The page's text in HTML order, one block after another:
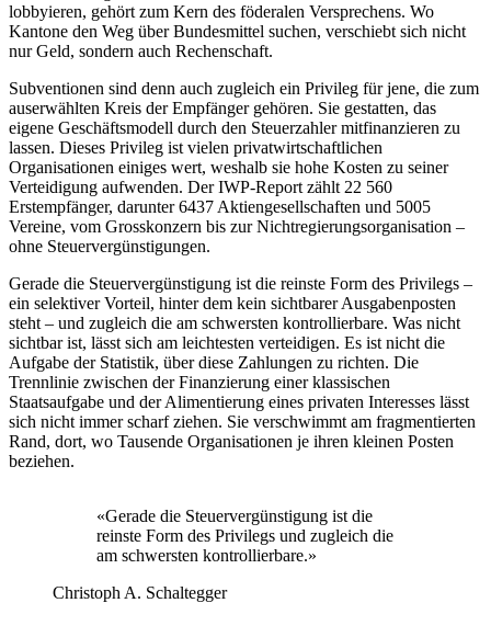
lobbyieren, gehört zum Kern des föderalen Versprechens. Wo
Kantone den Weg über Bundesmittel suchen, verschiebt sich nicht
nur Geld, sondern auch Rechenschaft.
Subventionen sind denn auch zugleich ein Privileg für jene, die zum
auserwählten Kreis der Empfänger gehören. Sie gestatten, das
eigene Geschäftsmodell durch den Steuerzahler mitfinanzieren zu
lassen. Dieses Privileg ist vielen privatwirtschaftlichen
Organisationen einiges wert, weshalb sie hohe Kosten zu seiner
Verteidigung aufwenden. Der IWP-Report zählt 22 560
Erstempfänger, darunter 6437 Aktiengesellschaften und 5005
Vereine, vom Grosskonzern bis zur Nichtregierungsorganisation –
ohne Steuervergünstigungen.
Gerade die Steuervergünstigung ist die reinste Form des Privilegs –
ein selektiver Vorteil, hinter dem kein sichtbarer Ausgabenposten
steht – und zugleich die am schwersten kontrollierbare. Was nicht
sichtbar ist, lässt sich am leichtesten verteidigen. Es ist nicht die
Aufgabe der Statistik, über diese Zahlungen zu richten. Die
Trennlinie zwischen der Finanzierung einer klassischen
Staatsaufgabe und der Alimentierung eines privaten Interesses lässt
sich nicht immer scharf ziehen. Sie verschwimmt am fragmentierten
Rand, dort, wo Tausende Organisationen je ihren kleinen Posten
beziehen.
«Gerade die Steuervergünstigung ist die
reinste Form des Privilegs und zugleich die
am schwersten kontrollierbare.»
Christoph A. Schaltegger